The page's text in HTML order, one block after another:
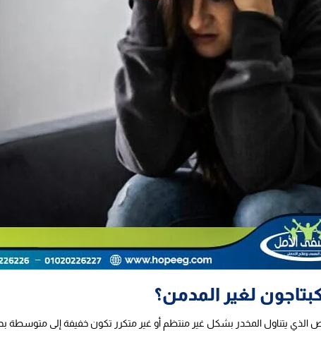
لغير المدمن؟
يتناول المخدر بشكل غير منتظم أو غير متكرر تكون خفيفة إلى متوسطة